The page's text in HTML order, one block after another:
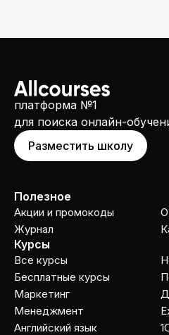
платформа №1
для поиска онлайн-
Разместить школу
Полезное
Акции и промокоды
Журнал
О
Курсы
Все курсы
Бесплатные курсы
Маркетинг
Менеджмент
Английский язык